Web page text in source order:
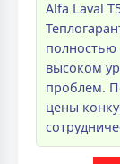
Alfa Laval
полностью
высоком
проблем.
цены